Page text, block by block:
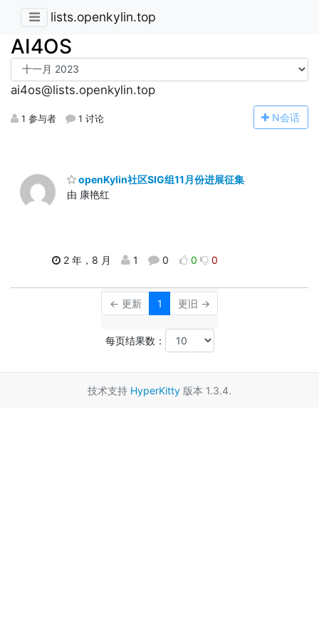
lists.openkylin.top
AI4OS
ai4os@lists.openkylin.top
1 参与者 1 讨论 N会话
openKylin社区SIG组11月份进展征集
由 康艳红
2 年，8 月 1 0 0 0
← 更新 1 更旧 →
每页结果数：
技术支持 HyperKitty 版本 1.3.4.